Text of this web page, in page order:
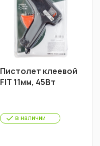
Пистолет клеевой
FIT 11мм, 45Вт
в наличии